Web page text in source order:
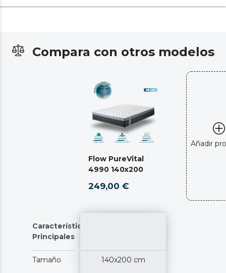
Compara con otros modelos
Flow PureVital
4990 140x200
249,00 €
Añadir
Características
Principales
Tamaño 140x200 cm